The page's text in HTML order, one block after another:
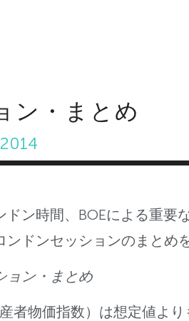
ン・まとめ
ドン時間、BOEによる重要
ンドンセッションのまとめ
ョン・まとめ
者物価指数）は想定値より